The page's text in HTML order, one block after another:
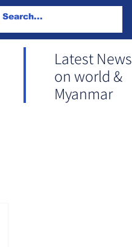
Latest News
on world &
Myanmar